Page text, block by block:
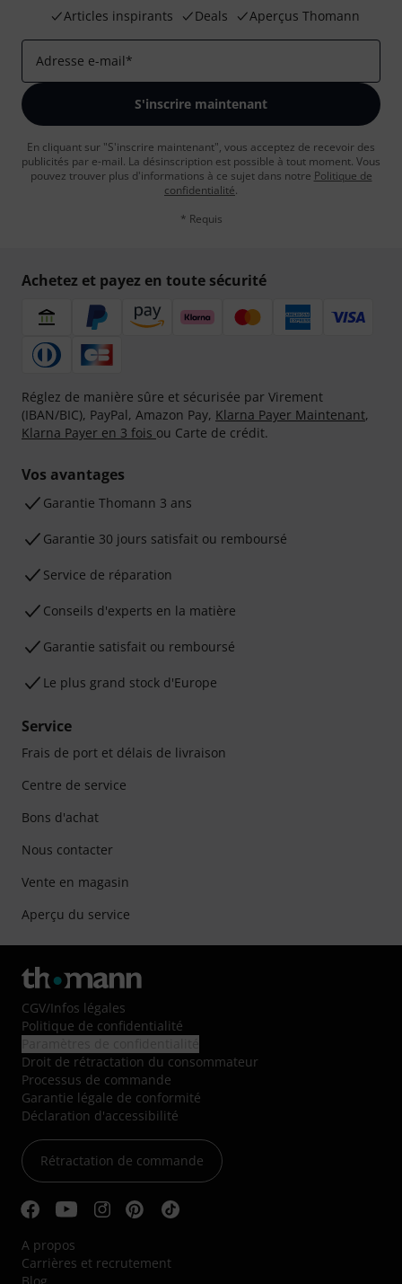
Articles inspirants
Deals Aperçus Thomann
Adresse e-mail*
S'inscrire maintenant
En cliquant sur "S'inscrire maintenant", vous acceptez de recevoir des
publicités par e-mail. La désinscription est possible à tout moment. Vous
pouvez trouver plus d'informations à ce sujet dans notre Politique de
confidentialité.
* Requis
Achetez et payez en toute sécurité
Réglez de manière sûre et sécurisée par Virement
(IBAN/BIC), PayPal, Amazon Pay, Klarna Payer Maintenant,
Klarna Payer en 3 fois ou Carte de crédit.
Vos avantages
Ga­ran­tie Thomann 3 ans
Garantie 30 jours satisfait ou remboursé
Service de réparation
Conseils d'experts en la matière
Garantie satisfait ou remboursé
Le plus grand stock d'Europe
Service
Frais de port et délais de livraison
Centre de service
Bons d'achat
Nous contacter
Vente en magasin
Aperçu du service
CGV/Infos légales
Politique de confidentialité
Droit de rétractation du consommateur
Processus de commande
Garantie légale de conformité
Déclaration d'accessibilité
Rétractation de commande
A propos
Carrières et recrutement